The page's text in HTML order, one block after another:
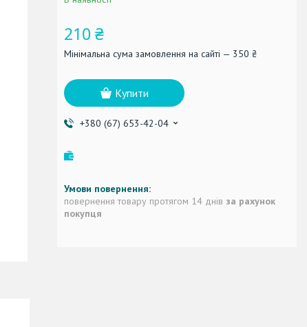
210 ₴
Мінімальна сума замовлення на сайті — 350 ₴
Купити
+380 (67) 653-42-04
повернення товару протягом 14 днів за рахунок
покупця